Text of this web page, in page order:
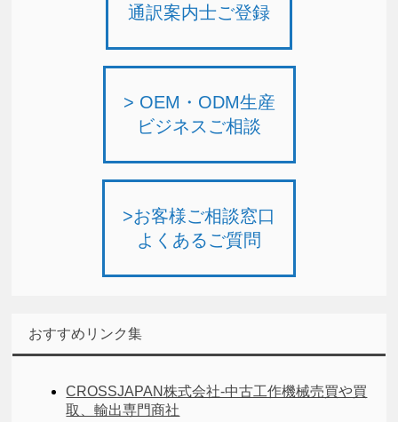
通訳案内士ご登録
> OEM・ODM生産
ビジネスご相談
>お客様ご相談窓口
よくあるご質問
おすすめリンク集
CROSSJAPAN株式会社-中古工作機械売買や買
取、輸出専門商社